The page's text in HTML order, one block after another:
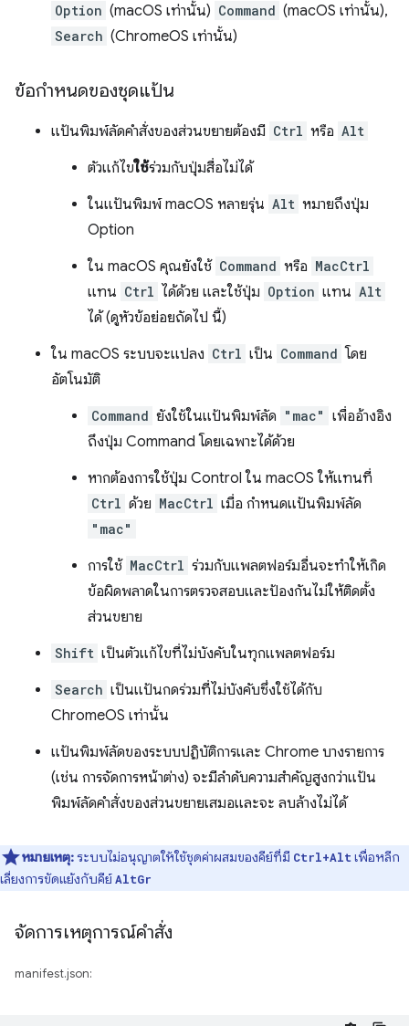
Option (macOS เท่านั้น) Command (macOS เท่านั้น),
Search (ChromeOS เท่านั้น)
ข้อกำหนดของชุดแป้น
แป้นพิมพ์ลัดคำสั่งของส่วนขยายต้องมี Ctrl หรือ Alt
ตัวแก้ไขใช้ร่วมกับปุ่มสื่อไม่ได้
ในแป้นพิมพ์ macOS หลายรุ่น Alt หมายถึงปุ่ม
Option
ใน macOS คุณยังใช้ Command หรือ MacCtrl
แทน Ctrl ได้ด้วย และใช้ปุ่ม Option แทน Alt
ได้ (ดูหัวข้อย่อยถัดไป นี้)
ใน macOS ระบบจะแปลง Ctrl เป็น Command โดย
อัตโนมัติ
Command ยังใช้ในแป้นพิมพ์ลัด "mac" เพื่ออ้างอิง
ถึงปุ่ม Command โดยเฉพาะได้ด้วย
หากต้องการใช้ปุ่ม Control ใน macOS ให้แทนที่
Ctrl ด้วย MacCtrl เมื่อ กำหนดแป้นพิมพ์ลัด
"mac"
การใช้ MacCtrl ร่วมกับแพลตฟอร์มอื่นจะทำให้เกิด
ข้อผิดพลาดในการตรวจสอบและป้องกันไม่ให้ติดตั้ง
ส่วนขยาย
Shift เป็นตัวแก้ไขที่ไม่บังคับในทุกแพลตฟอร์ม
Search เป็นแป้นกดร่วมที่ไม่บังคับซึ่งใช้ได้กับ
ChromeOS เท่านั้น
แป้นพิมพ์ลัดของระบบปฏิบัติการและ Chrome บางรายการ
(เช่น การจัดการหน้าต่าง) จะมีลำดับความสำคัญสูงกว่าแป้น
พิมพ์ลัดคำสั่งของส่วนขยายเสมอและจะ ลบล้างไม่ได้
หมายเหตุ:ระบบไม่อนุญาตให้ใช้ชุดค่าผสมของคีย์ที่มี Ctrl+Alt เพื่อหลีก
เลี่ยงการขัดแย้งกับคีย์AltGr
จัดการเหตุการณ์คำสั่ง
manifest.json: